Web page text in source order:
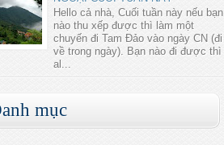
Hello cả nhà, Cuối tuần này nếu bạn
nào thu xếp được thì làm một
chuyến đi Tam Đảo vào ngày CN (đi
về trong ngày). Bạn nào đi được thì
al...
mục